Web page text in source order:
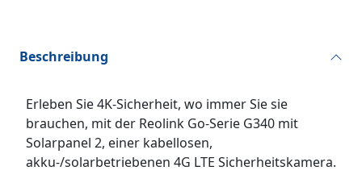
Beschreibung
Erleben Sie 4K-Sicherheit, wo immer Sie sie
brauchen, mit der Reolink Go-Serie G340 mit
Solarpanel 2, einer kabellosen,
akku-/solarbetriebenen 4G LTE Sicherheitskamera.